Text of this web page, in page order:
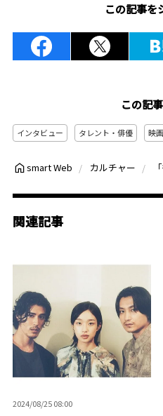
この記事を
この記
インタビュー タレント・俳優 映
smart Web カルチャー
関連記事
2024/08/25 08:00